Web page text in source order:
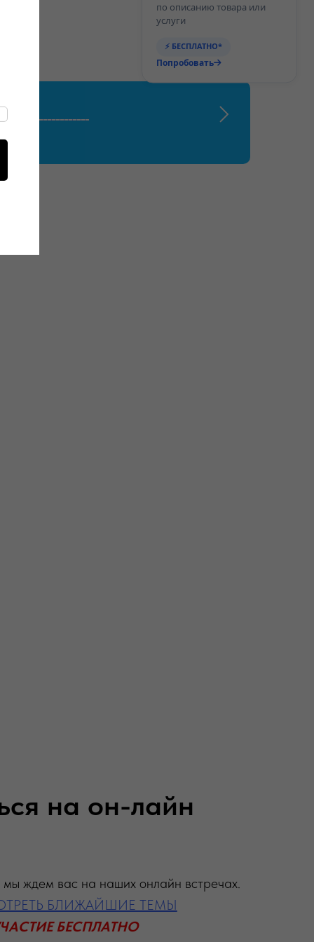
на он-лайн
ждем вас на наших онлайн встречах.
БЛИЖАЙШИЕ ТЕМЫ
БЕСПЛАТНО
по описанию товара или
услуги
⚡ БЕСПЛАТНО*
Попробовать